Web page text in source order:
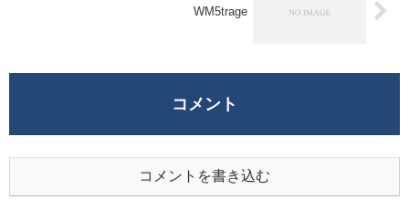
WM5trage
コメント
コメントを書き込む